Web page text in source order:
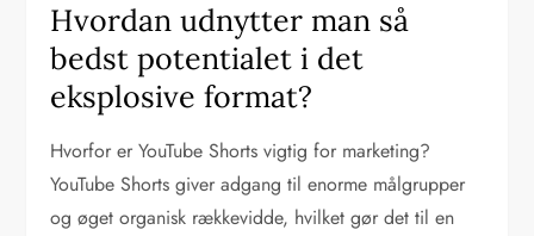
Hvordan udnytter man så
bedst potentialet i det
eksplosive format?
Hvorfor er YouTube Shorts vigtig for marketing?
YouTube Shorts giver adgang til enorme målgrupper
og øget organisk rækkevidde, hvilket gør det til en